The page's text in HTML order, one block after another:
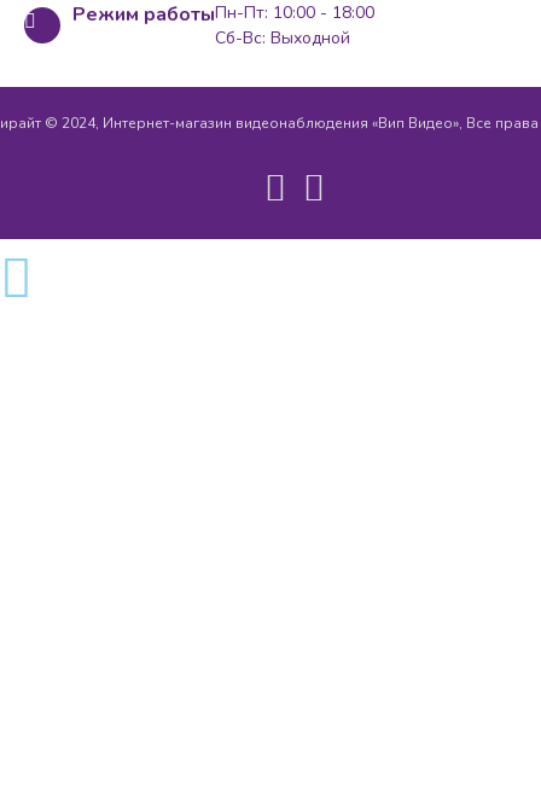
Режим работыПн-Пт: 10:00 - 18:00
Сб-Вс: Выходной
© 2024, Интернет-магазин видеонаблюдения «Вип Видео», Все